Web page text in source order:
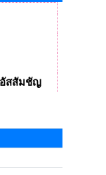
สสัมชัญ